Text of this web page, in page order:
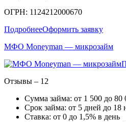
ОГРН: 1124212000670
ПодробнееОформить заявку
МФО Moneyman — микрозайм
Отзывы – 12
Сумма займа: от 1 500 до 80
Срок займа: от 5 дней до 18
Ставка: от 0 до 1,5% в день